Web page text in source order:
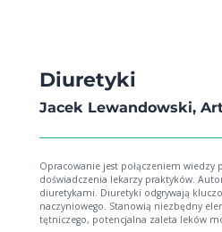
Diuretyki
Jacek Lewandowski,
Opracowanie jest połączeniem wiedzy
doświadczenia lekarzy praktyków.
diuretykami. Diuretyki odgrywają
naczyniowego. Stanowią niezbędny
tętniczego, potencjalna zaleta leków